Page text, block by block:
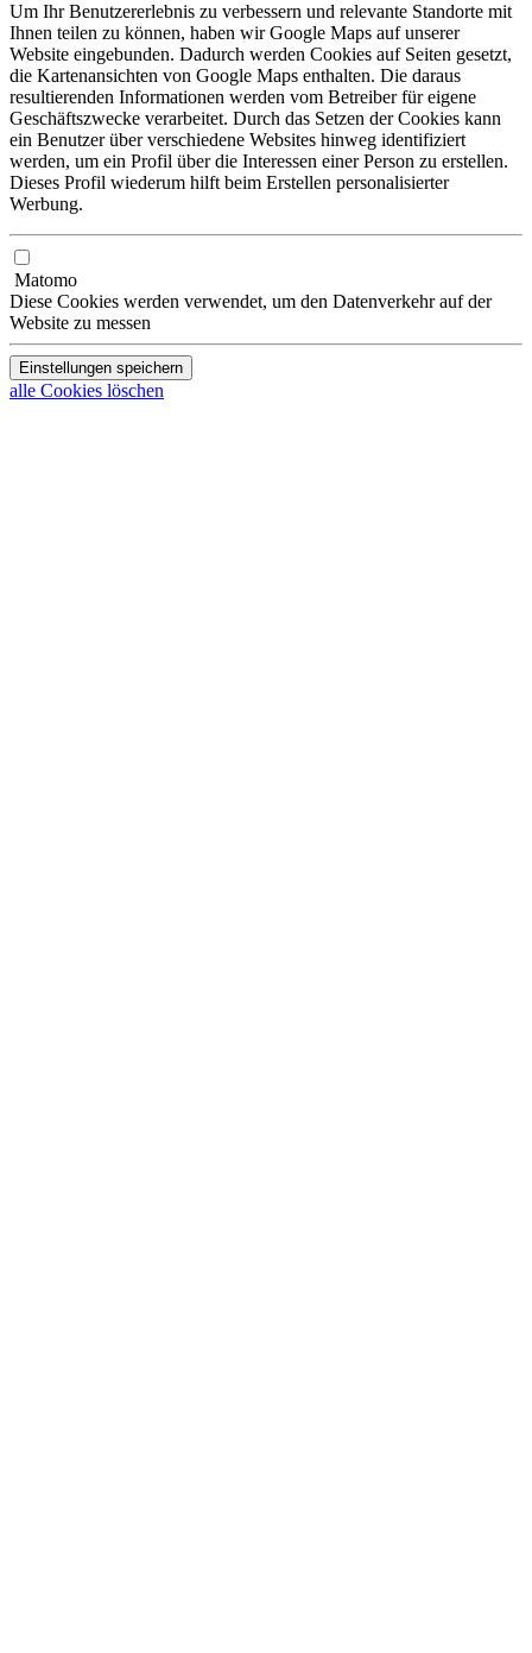
Um Ihr Benutzererlebnis zu verbessern und relevante Standorte mit
Ihnen teilen zu können, haben wir Google Maps auf unserer
Website eingebunden. Dadurch werden Cookies auf Seiten gesetzt,
die Kartenansichten von Google Maps enthalten. Die daraus
resultierenden Informationen werden vom Betreiber für eigene
Geschäftszwecke verarbeitet. Durch das Setzen der Cookies kann
ein Benutzer über verschiedene Websites hinweg identifiziert
werden, um ein Profil über die Interessen einer Person zu erstellen.
Dieses Profil wiederum hilft beim Erstellen personalisierter
Werbung.
Matomo
Diese Cookies werden verwendet, um den Datenverkehr auf der
Website zu messen
Einstellungen speichern
alle Cookies löschen